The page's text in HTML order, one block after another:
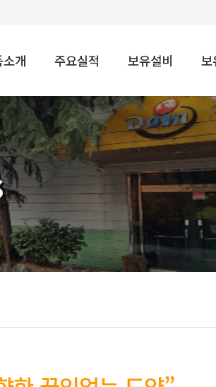
개 주요실적 보유설비 보